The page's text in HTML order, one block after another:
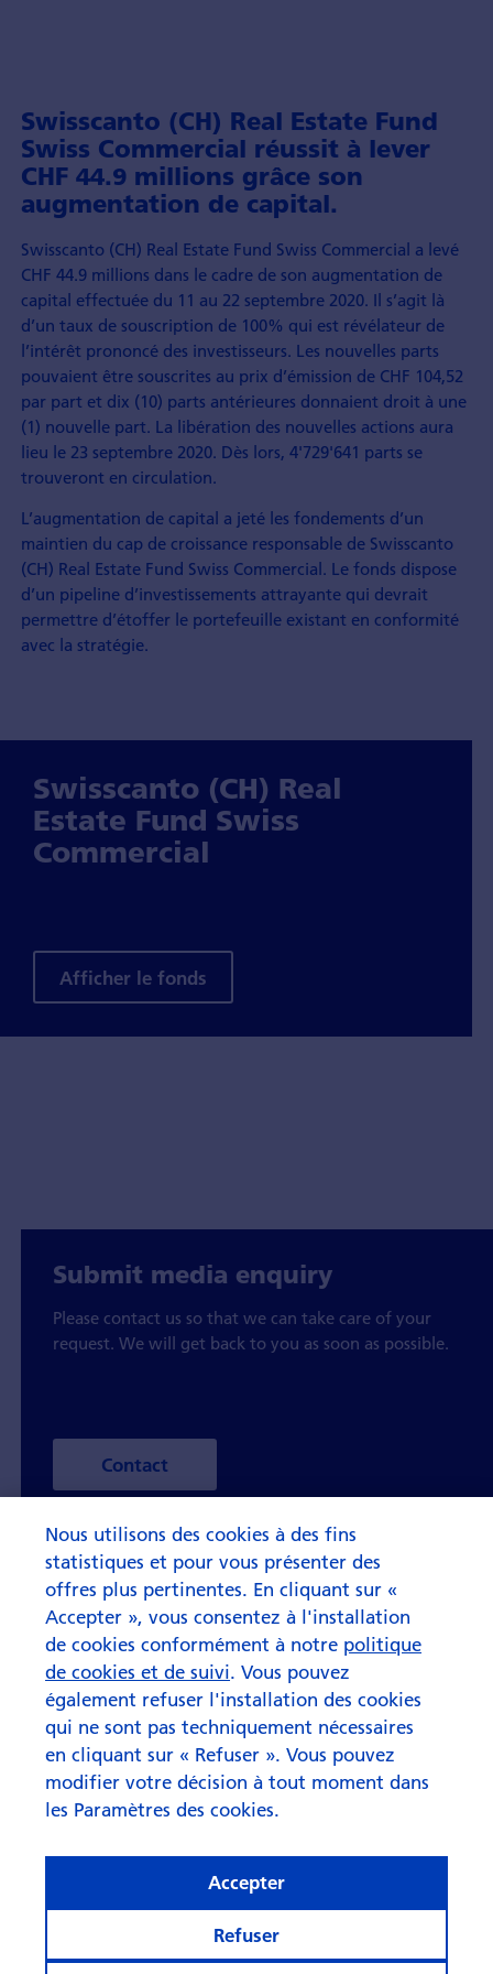
Swisscanto (CH) Real Estate Fund
Swiss Commercial réussit à lever
CHF 44.9 millions grâce son
augmentation de capital.
Swisscanto (CH) Real Estate Fund Swiss Commercial a levé
CHF 44.9 millions dans le cadre de son augmentation de
capital effectuée du 11 au 22 septembre 2020. Il s’agit là
d’un taux de souscription de 100% qui est révélateur de
l’intérêt prononcé des investisseurs. Les nouvelles parts
pouvaient être souscrites au prix d’émission de CHF 104,52
par part et dix (10) parts antérieures donnaient droit à une
(1) nouvelle part. La libération des nouvelles actions aura
lieu le 23 septembre 2020. Dès lors, 4'729'641 parts se
trouveront en circulation.
L’augmentation de capital a jeté les fondements d’un
maintien du cap de croissance responsable de Swisscanto
(CH) Real Estate Fund Swiss Commercial. Le fonds dispose
d’un pipeline d’investissements attrayante qui devrait
permettre d’étoffer le portefeuille existant en conformité
avec la stratégie.
Swisscanto (CH) Real
Estate Fund Swiss
Commercial
Afficher le fonds
Submit media enquiry
Please contact us so that we can take care of your
request. We will get back to you as soon as possible.
Contact
Nous utilisons des cookies à des fins
statistiques et pour vous présenter des
offres plus pertinentes. En cliquant sur «
Accepter », vous consentez à l'installation
de cookies conformément à notre politique
de cookies et de suivi. Vous pouvez
également refuser l'installation des cookies
qui ne sont pas techniquement nécessaires
en cliquant sur « Refuser ». Vous pouvez
modifier votre décision à tout moment dans
les Paramètres des cookies.
Refuser
Accepter